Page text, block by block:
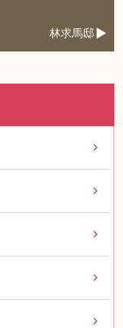
林求馬邸